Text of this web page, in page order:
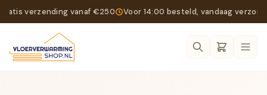
verzending vanaf €250 Voor 14:00 besteld, vandaag